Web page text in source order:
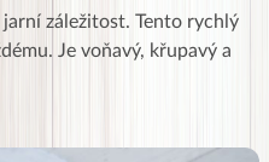
záležitost. Tento rychlý
Je voňavý, křupavý a